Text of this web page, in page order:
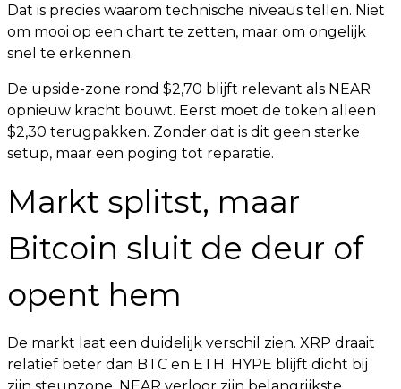
Dat is precies waarom technische niveaus tellen. Niet
om mooi op een chart te zetten, maar om ongelijk
snel te erkennen.
De upside-zone rond $2,70 blijft relevant als NEAR
opnieuw kracht bouwt. Eerst moet de token alleen
$2,30 terugpakken. Zonder dat is dit geen sterke
setup, maar een poging tot reparatie.
Markt splitst, maar
Bitcoin sluit de deur of
opent hem
De markt laat een duidelijk verschil zien. XRP draait
relatief beter dan BTC en ETH. HYPE blijft dicht bij